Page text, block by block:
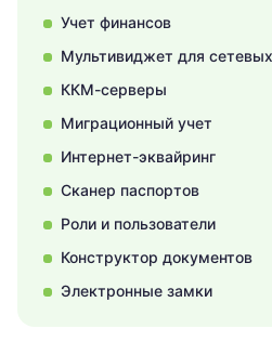
Интернет-эквайринг
Учет финансов
Сканер паспортов
Мультивиджет для
Роли и пользователи
ККМ-серверы
Конструктор документов
Миграционный учет
Электронные замки